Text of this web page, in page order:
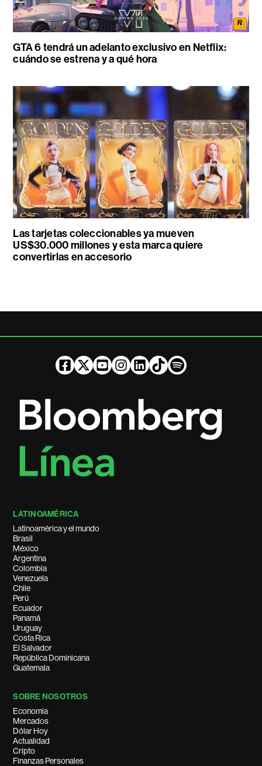
GTA 6 tendrá un adelanto exclusivo en Netflix:
cuándo se estrena y a qué hora
Las tarjetas coleccionables ya mueven
US$30.000 millones y esta marca quiere
convertirlas en accesorio
LATINOAMÉRICA
Latinoamérica y el mundo
Brasil
México
Argentina
Colombia
Venezuela
Chile
Perú
Ecuador
Panamá
Uruguay
Costa Rica
El Salvador
República Dominicana
Guatemala
SOBRE NOSOTROS
Economía
Mercados
Dólar Hoy
Actualidad
Cripto
Finanzas Personales